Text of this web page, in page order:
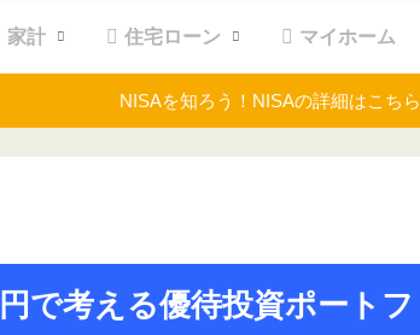
家計 住宅ローン マイホーム
NISAを知ろう！NISAの詳細はこちら
で考える優待投資ポートフ